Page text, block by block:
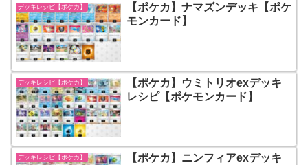
デッキレシピ【ポケカ】
【ポケカ】ナマズンデッキ【ポケ
モンカード】
デッキレシピ【ポケカ】
【ポケカ】ウミトリオexデッキ
レシピ【ポケモンカード】
デッキレシピ【ポケカ】
【ポケカ】ニンフィアexデッキ